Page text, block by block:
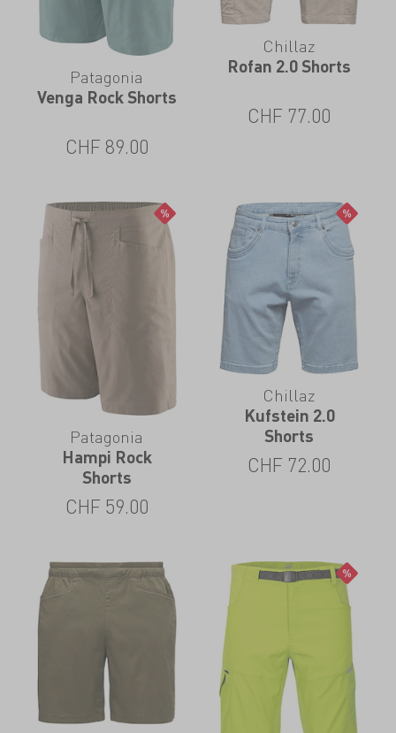
Patagonia
Venga Rock Shorts
CHF 89.00
Chillaz
Rofan 2.0 Shorts
CHF 77.00
Patagonia
Hampi Rock
Shorts
CHF 59.00
Chillaz
Kufstein 2.0
Shorts
CHF 72.00